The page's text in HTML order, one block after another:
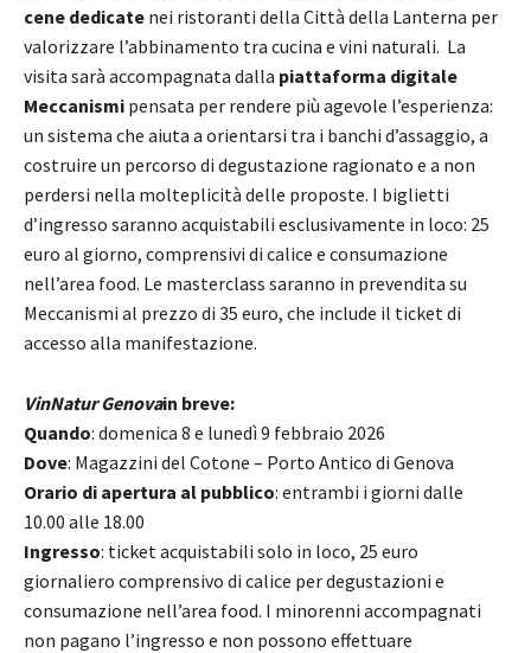
cene dedicate nei ristoranti della Città della Lanterna per
valorizzare l’abbinamento tra cucina e vini naturali. ​ La
visita sarà accompagnata dalla piattaforma digitale
Meccanismi pensata per rendere più agevole l’esperienza:
un sistema che aiuta a orientarsi tra i banchi d’assaggio, a
costruire un percorso di degustazione ragionato e a non
perdersi nella molteplicità delle proposte. I biglietti
d’ingresso saranno acquistabili esclusivamente in loco: 25
euro al giorno, comprensivi di calice e consumazione
nell’area food. Le masterclass saranno in prevendita su
Meccanismi al prezzo di 35 euro, che include il ticket di
accesso alla manifestazione.
VinNatur Genovain breve:
​Quando: domenica 8 e lunedì 9 febbraio 2026
Dove: Magazzini del Cotone – Porto Antico di Genova
Orario di apertura al pubblico: entrambi i giorni dalle
10.00 alle 18.00
Ingresso: ticket acquistabili solo in loco, 25 euro
giornaliero comprensivo di calice per degustazioni e
consumazione nell’area food. I minorenni accompagnati
non pagano l’ingresso e non possono effettuare